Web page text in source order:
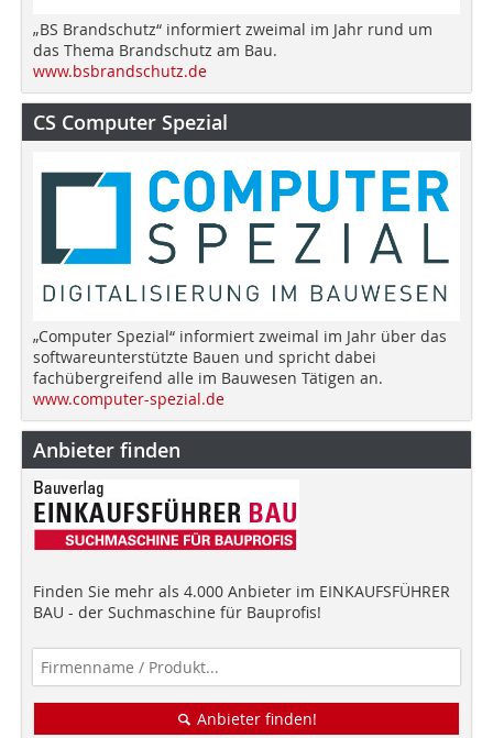
„BS Brandschutz“ informiert zweimal im Jahr rund um
das Thema Brandschutz am Bau.
www.bsbrandschutz.de
CS Computer Spezial
„Computer Spezial“ informiert zweimal im Jahr über das
softwareunterstützte Bauen und spricht dabei
fachübergreifend alle im Bauwesen Tätigen an.
www.computer-spezial.de
Anbieter finden
Finden Sie mehr als 4.000 Anbieter im EINKAUFSFÜHRER
BAU - der Suchmaschine für Bauprofis!
Anbieter finden!